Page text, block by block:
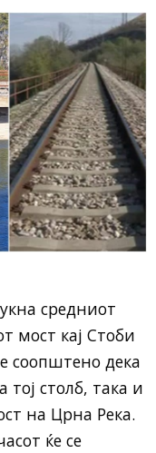
средниот
мост кај Стоби
соопштено дека
тој столб, така и
на Црна Река.
ќе се